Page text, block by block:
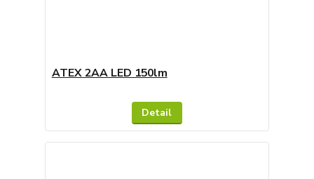
ATEX 2AA LED 150lm
Detail